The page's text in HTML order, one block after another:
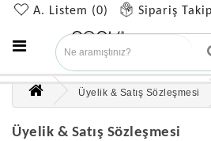
A. Listem (0) Sipariş Takip
Üyelik & Satış Sözleşmesi
Üyelik & Satış Sözleşmesi